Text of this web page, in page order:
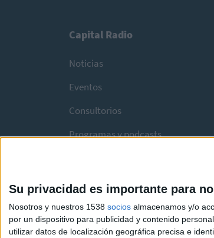
Su privacidad es importante para
Nosotros y nuestros 1538 socios almacenamos y/o
por un dispositivo para publicidad y contenido
utilizar datos de localización geográfica precisa e
Capital Radio
Noticias
Eventos
Consultorios
Programas y podcasts